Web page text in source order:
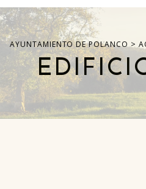
AYUNTAMIENTO DE POLANCO >